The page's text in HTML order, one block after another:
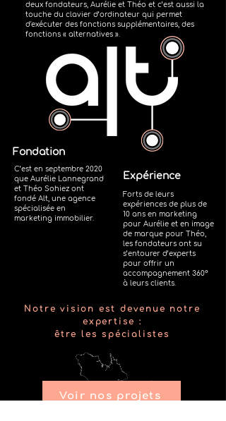
deux fondateurs, Aurélie et Théo et c’est aussi la
touche du clavier d’ordinateur qui permet
d'exécuter des fonctions supplémentaires, des
fonctions « alternatives ».
Fondation
C’est en septembre 2020
que Aurélie Lannegrand
et Théo Sohiez ont
fondé Alt, une agence
spécialisée en
marketing immobilier.
Expérience
Forts de leurs
expériences de plus de
10 ans en marketing
pour Aurélie et en image
de marque pour Théo,
les fondateurs ont su
s’entourer d’experts
pour offrir un
accompagnement 360°
à leurs clients.
Notre vision est devenue notre
expertise :
être les spécialistes
Voir nos projets